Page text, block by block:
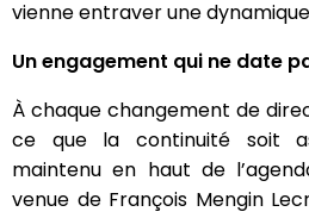
vienne entraver une
Un engagement qui ne date
À chaque changement de
ce que la continuité soit
maintenu en haut de
venue de François Mengin